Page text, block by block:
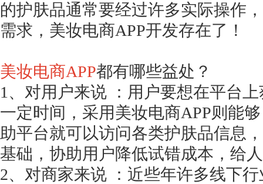
的护肤品通常要经过许多实际操作
需求，美妆电商APP开发存在了！
美妆电商APP都有哪些益处？
1、对用户来说 ：用户要想在平台
一定时间，采用美妆电商APP则能
助平台就可以访问各类护肤品信息
基础，协助用户降低试错成本，给
2、对商家来说 ：近些年许多线下